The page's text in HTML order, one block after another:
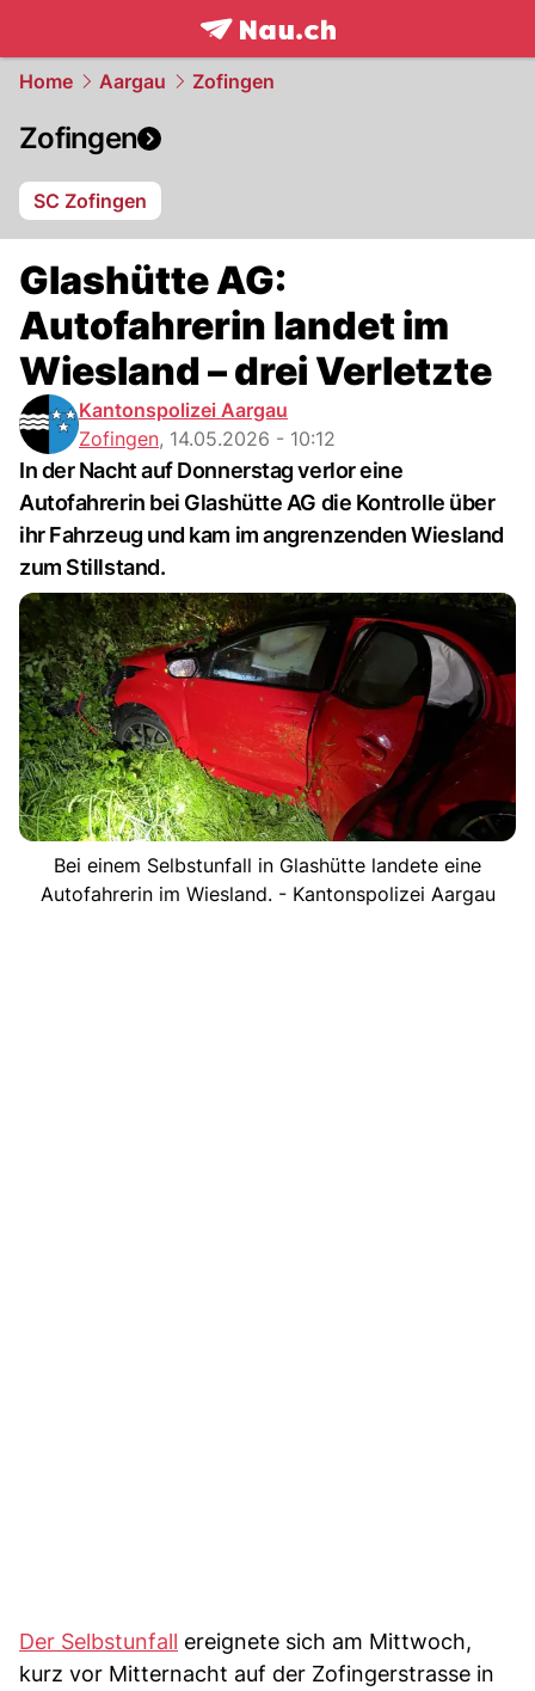
frontpage.NAU.ch
Home Aargau Zofingen
Zofingen
SC Zofingen
Glashütte AG:
Autofahrerin landet im
Wiesland – drei Verletzte
Kantonspolizei Aargau
Zofingen, 14.05.2026 - 10:12
In der Nacht auf Donnerstag verlor eine
Autofahrerin bei Glashütte AG die Kontrolle über
ihr Fahrzeug und kam im angrenzenden Wiesland
zum Stillstand.
Bei einem Selbstunfall in Glashütte landete eine
Autofahrerin im Wiesland. - Kantonspolizei Aargau
Der Selbstunfall ereignete sich am Mittwoch,
kurz vor Mitternacht auf der Zofingerstrasse in